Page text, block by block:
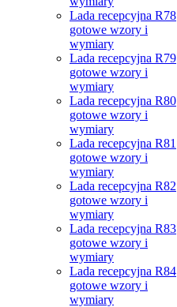
Lada recepcyjna R78
gotowe wzory i
wymiary
Lada recepcyjna R79
gotowe wzory i
wymiary
Lada recepcyjna R80
gotowe wzory i
wymiary
Lada recepcyjna R81
gotowe wzory i
wymiary
Lada recepcyjna R82
gotowe wzory i
wymiary
Lada recepcyjna R83
gotowe wzory i
wymiary
Lada recepcyjna R84
gotowe wzory i
wymiary